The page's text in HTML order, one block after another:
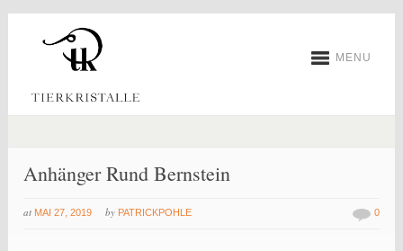
MENU
Anhänger Rund Bernstein
at MAI 27, 2019 by PATRICKPOHLE 0